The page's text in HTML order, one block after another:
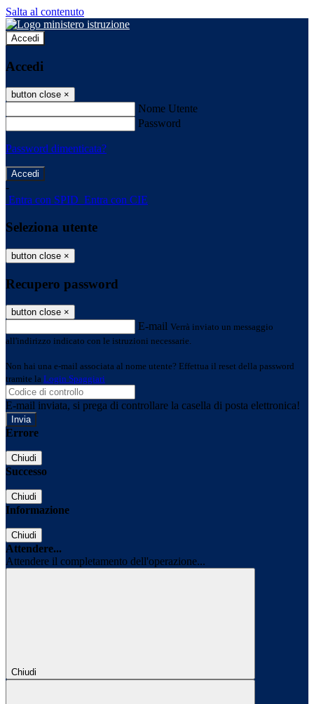
Salta al contenuto
Accedi
Accedi
button close ×
Nome Utente
Password
Password dimenticata?
-
Entra con SPID Entra con CIE
Seleziona utente
button close ×
Recupero password
button close ×
E-mail Verrà inviato un messaggio
all'indirizzo indicato con le istruzioni necessarie.
Non hai una e-mail associata al nome utente? Effettua il reset della password
tramite la Login Spaggiari
E-mail inviata, si prega di controllare la casella di posta elettronica!
Errore
Chiudi
Successo
Chiudi
Informazione
Chiudi
Attendere...
Attendere il completamento dell'operazione...
Chiudi